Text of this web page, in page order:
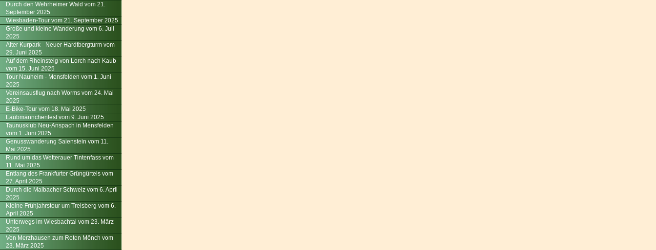
Durch den Wehrheimer Wald vom 21.
September 2025
Wiesbaden-Tour vom 21. September 2025
Große und kleine Wanderung vom 6. Juli
2025
Alter Kurpark - Neuer Hardtbergturm vom
29. Juni 2025
Auf dem Rheinsteig von Lorch nach Kaub
vom 15. Juni 2025
Tour Nauheim - Mensfelden vom 1. Juni
2025
Vereinsausflug nach Worms vom 24. Mai
2025
E-Bike-Tour vom 18. Mai 2025
Laubmännchenfest vom 9. Juni 2025
Taunusklub Neu-Anspach in Mensfelden
vom 1. Juni 2025
Genusswanderung Saienstein vom 11.
Mai 2025
Rund um das Wetterauer Tintenfass vom
11. Mai 2025
Entlang des Frankfurter Grüngürtels vom
27. April 2025
Durch die Maibacher Schweiz vom 6. April
2025
Kleine Frühjahrstour um Treisberg vom 6.
April 2025
Unterwegs im Wiesbachtal vom 23. März
2025
Von Merzhausen zum Roten Mönch vom
23. März 2025